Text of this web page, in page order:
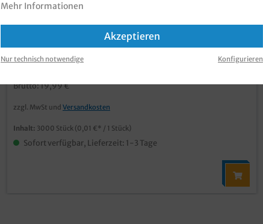
Beutel Verschluss Clips 44mm gold 3.000St
BVC044G
Brutto: 19,99 €
zzgl. MwSt und Versandkosten
Inhalt: 3000 Stück (0,01 €* / 1 Stück)
Sofort verfügbar, Lieferzeit: 1-3 Tage
Mehr Informationen
Akzeptieren
Nur technisch notwendige Konfigurieren